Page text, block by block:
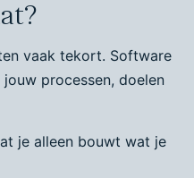
vaak tekort. Software
processen, doelen
je alleen bouwt wat je